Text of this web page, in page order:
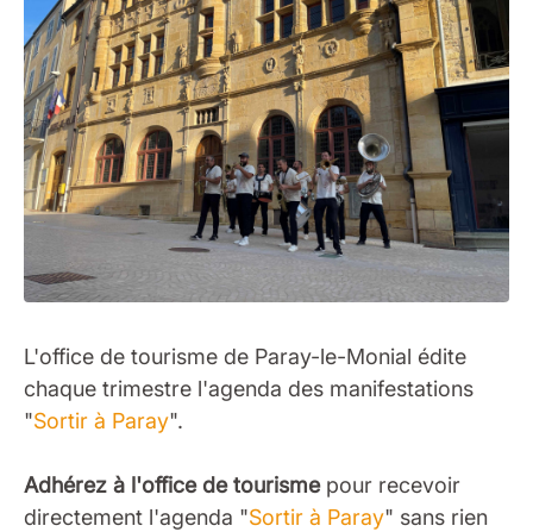
L'office de tourisme de Paray-le-Monial édite
chaque trimestre l'agenda des manifestations
"Sortir à Paray".
Adhérez à l'office de tourismepour recevoir
directement l'agenda "Sortir à Paray" sans rien